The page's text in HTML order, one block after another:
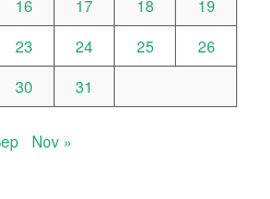
16 17 18
19
23 24 25
26
30 31
Nov »